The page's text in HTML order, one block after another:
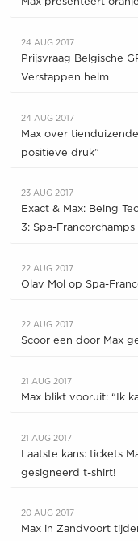
Max presenteert
24 AUG 2017
Prijsvraag Belgische
Verstappen helm
24 AUG 2017
Max over
positieve druk”
23 AUG 2017
Exact & Max: Being
3: Spa-Francorchamps
22 AUG 2017
Olav Mol op Spa-
22 AUG 2017
Scoor een door Max
21 AUG 2017
Max blikt vooruit: “Ik
21 AUG 2017
Laatste kans: tickets
gesigneerd t-shirt!
20 AUG 2017
Max in Zandvoort